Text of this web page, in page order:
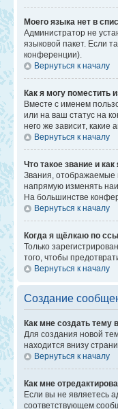
Моего языка нет в
Администратор не
языковой пакет. Если
конференции).
Вернуться к началу
Как я могу поместить
Вместе с именем
или на ваш статус на
него же зависит,
Вернуться к началу
Что такое звание и
Звания, отображаемые
напрямую изменять
На большинстве
Вернуться к началу
Когда я щёлкаю по
Только
того, чтобы
Вернуться к началу
Создание
Как мне создать тему
Для создания новой
находится внизу
Вернуться к началу
Как мне
Если вы не являетесь
соответствующем